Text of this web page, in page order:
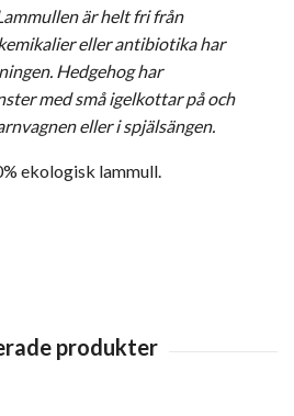
är helt fri från
eller antibiotika har
Hedgehog har
med små igelkottar på och
eller i spjälsängen.
ekologisk lammull.